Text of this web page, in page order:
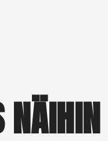
NÄIHIN